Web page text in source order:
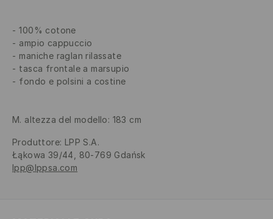
100% cotone
ampio cappuccio
maniche raglan rilassate
tasca frontale a marsupio
fondo e polsini a costine
M. altezza del modello: 183 cm
Produttore: LPP S.A.
Łąkowa 39/44, 80-769 Gdańsk
lpp@lppsa.com